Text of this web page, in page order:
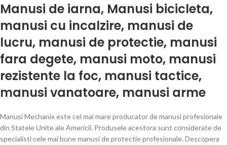
Manusi de iarna, Manusi bicicleta,
manusi cu incalzire, manusi de
lucru, manusi de protectie, manusi
fara degete, manusi moto, manusi
rezistente la foc, manusi tactice,
manusi vanatoare, manusi arme
Manusi Mechanix este cel mai mare producator de manusi profesionale
din Statele Unite ale Americii. Produsele acestora sunt considerate de
specialisti cele mai bune manusi de protectie profesionale. Descopera